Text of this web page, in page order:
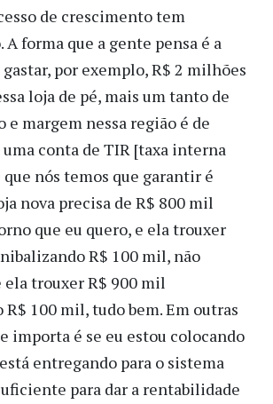
de crescimento tem
A forma que a gente pensa é a
por exemplo, R$ 2 milhões
loja de pé, mais um tanto de
e margem nessa região é de
conta de TIR [taxa interna
nós temos que garantir é
nova precisa de R$ 800 mil
que eu quero, e ela trouxer
R$ 100 mil, não
ela trouxer R$ 900 mil
100 mil, tudo bem. Em outras
importa é se eu estou colocando
entregando para o sistema
para dar a rentabilidade